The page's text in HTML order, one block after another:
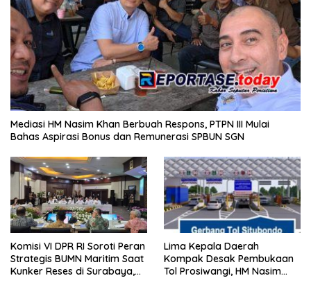
Mediasi HM Nasim Khan Berbuah Respons, PTPN III Mulai
Bahas Aspirasi Bonus dan Remunerasi SPBUN SGN
Komisi VI DPR RI Soroti Peran
Strategis BUMN Maritim Saat
Kunker Reses di Surabaya,
Lima Kepala Daerah
Kompak Desak Pembukaan
Tol Prosiwangi, HM Nasim